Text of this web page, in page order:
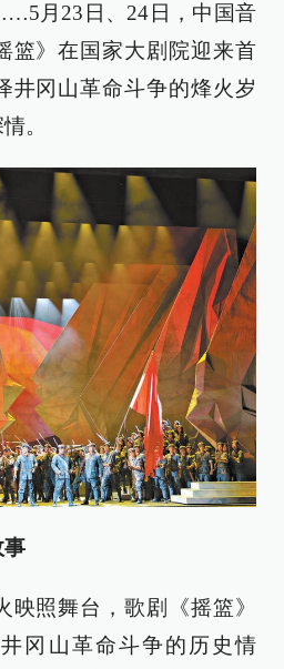
月23日、24日，中国音
篮》在国家大剧院迎来首
井冈山革命斗争的烽火岁
。
事
映照舞台，歌剧《摇篮》
冈山革命斗争的历史情